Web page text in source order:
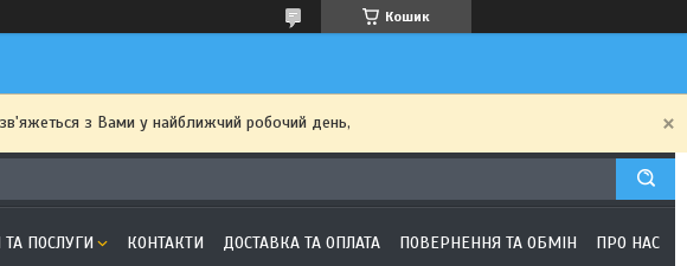
Кошик
з Вами у найближчий робочий день,
ПОСЛУГИ КОНТАКТИ ДОСТАВКА ТА ОПЛАТА ПОВЕРНЕННЯ ТА ОБМІН ПРО НАС